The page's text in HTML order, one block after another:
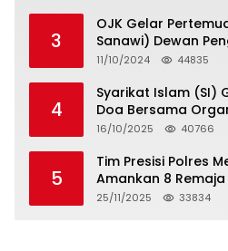
3
OJK Gelar
Sanawi) Dewan
11/10/2024 44835
4
Syarikat Islam (SI)
Doa Bersama
Syarikat Islam Doa
16/10/2025 40766
5
Tim Presisi Polres
Amankan 8
Tawuran
25/11/2025 33834